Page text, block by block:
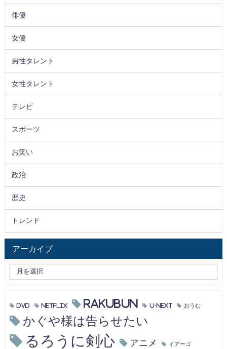
俳優
女優
男性タレント
女性タレント
テレビ
スポーツ
お笑い
政治
歴史
トレンド
アーカイブ
DVD Netflix RAKUBUN U-NEXT おうむ
かぐや様は告らせたい
るろうに剣心 アニメ イアーゴ